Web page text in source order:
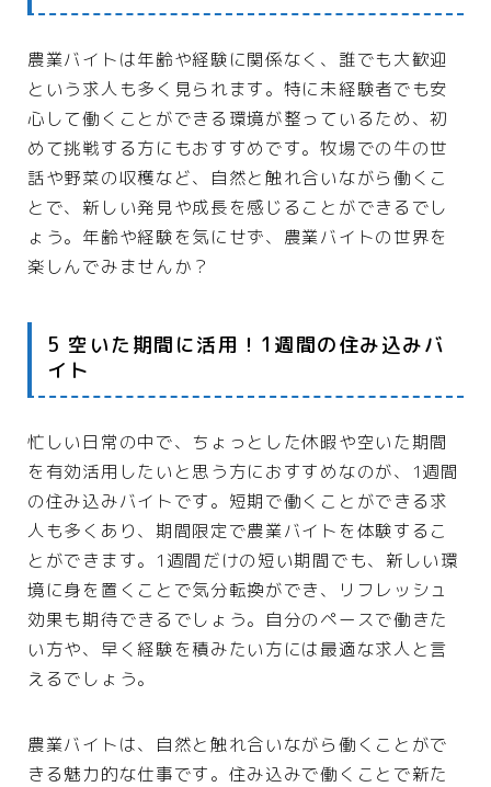
利用規約／特定商取引法に基づく表記
農業バイトは年齢や経験に関係なく、誰でも大歓迎
という求人も多く見られます。特に未経験者でも安
心して働くことができる環境が整っているため、初
めて挑戦する方にもおすすめです。牧場での牛の世
話や野菜の収穫など、自然と触れ合いながら働くこ
とで、新しい発見や成長を感じることができるでし
ょう。年齢や経験を気にせず、農業バイトの世界を
楽しんでみませんか？
5 空いた期間に活用！1週間の住み込みバ
イト
忙しい日常の中で、ちょっとした休暇や空いた期間
を有効活用したいと思う方におすすめなのが、1週間
の住み込みバイトです。短期で働くことができる求
人も多くあり、期間限定で農業バイトを体験するこ
とができます。1週間だけの短い期間でも、新しい環
境に身を置くことで気分転換ができ、リフレッシュ
効果も期待できるでしょう。自分のペースで働きた
い方や、早く経験を積みたい方には最適な求人と言
えるでしょう。
農業バイトは、自然と触れ合いながら働くことがで
きる魅力的な仕事です。住み込みで働くことで新た